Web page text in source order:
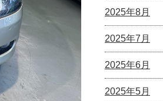
2025年8月
2025年7月
2025年6月
2025年5月